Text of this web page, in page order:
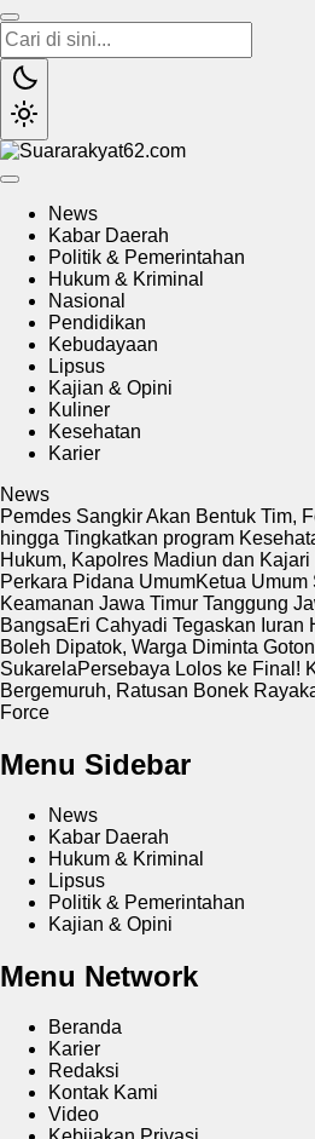
News
Kabar Daerah
Politik & Pemerintahan
Hukum & Kriminal
Nasional
Pendidikan
Kebudayaan
Lipsus
Kajian & Opini
Kuliner
Kesehatan
Karier
News
Pemdes Sangkir Akan Bentuk Tim,
hingga Tingkatkan program
Hukum, Kapolres Madiun dan
Perkara Pidana UmumKetua Umum
Keamanan Jawa Timur Tanggung
BangsaEri Cahyadi Tegaskan Iuran
Boleh Dipatok, Warga Diminta
SukarelaPersebaya Lolos ke Final!
Bergemuruh, Ratusan Bonek
Force
Menu Sidebar
News
Kabar Daerah
Hukum & Kriminal
Lipsus
Politik & Pemerintahan
Kajian & Opini
Menu Network
Beranda
Karier
Redaksi
Kontak Kami
Video